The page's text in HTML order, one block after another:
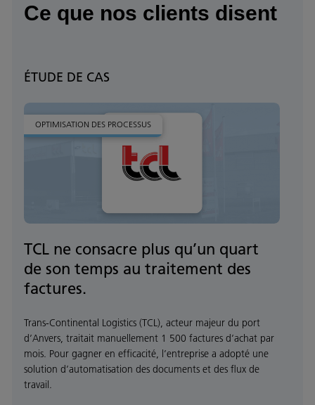
Ce que nos clients disent
ÉTUDE DE CAS
OPTIMISATION DES PROCESSUS
TCL ne consacre plus qu’un quart
de son temps au traitement des
factures.
Trans-Continental Logistics (TCL), acteur majeur du port
d’Anvers, traitait manuellement 1 500 factures d’achat par
mois. Pour gagner en efficacité, l’entreprise a adopté une
solution d’automatisation des documents et des flux de
travail.